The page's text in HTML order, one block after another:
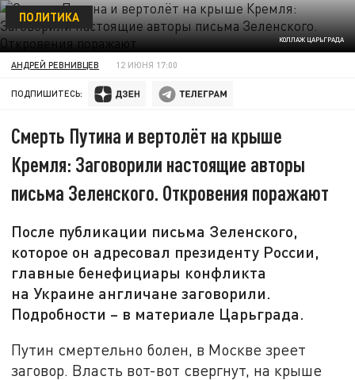
КОЛЛАЖ ЦАРЬГРАДА
ПОЛИТИКА
АНДРЕЙ РЕВНИВЦЕВ 12 ИЮНЯ 17:00
ПОДПИШИТЕСЬ:
Смерть Путина и вертолёт на крыше
Кремля: Заговорили настоящие авторы
письма Зеленского. Откровения поражают
После публикации письма Зеленского,
которое он адресовал президенту России,
главные бенефициары конфликта
на Украине англичане заговорили.
Подробности – в материале Царьграда.
Путин смертельно болен, в Москве зреет
заговор. Власть вот-вот свергнут, на крыше